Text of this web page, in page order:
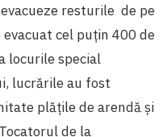
resturile de pe
cel puțin 400 de
locurile special
lucrările au fost
plățile de arendă și
de la